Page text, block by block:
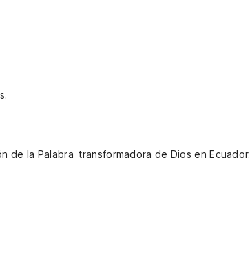
de la Palabra transformadora de Dios en Ecuador.